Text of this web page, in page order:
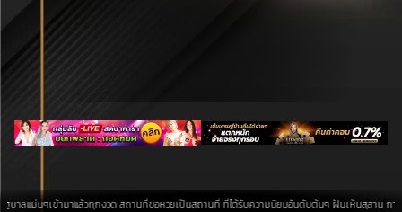
ๆเข้ามาแล้วทุกงวด สถานที่ขอหวยเป็นสถานที่ ที่ได้รับความนิยมอันดับต้นๆ ฝันเห็นสุสาน การค้